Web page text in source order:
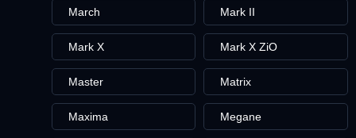
March Mark II
Mark X Mark X ZiO
Master Matrix
Maxima Megane